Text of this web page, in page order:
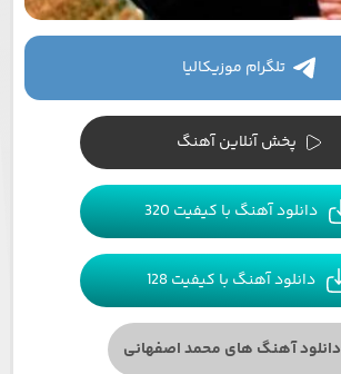
تلگرام موزیکالیا
پخش آنلاین آهنگ
دانلود آهنگ با کیفیت 320
دانلود آهنگ با کیفیت 128
دانلود آهنگ های محمد اصفهانی